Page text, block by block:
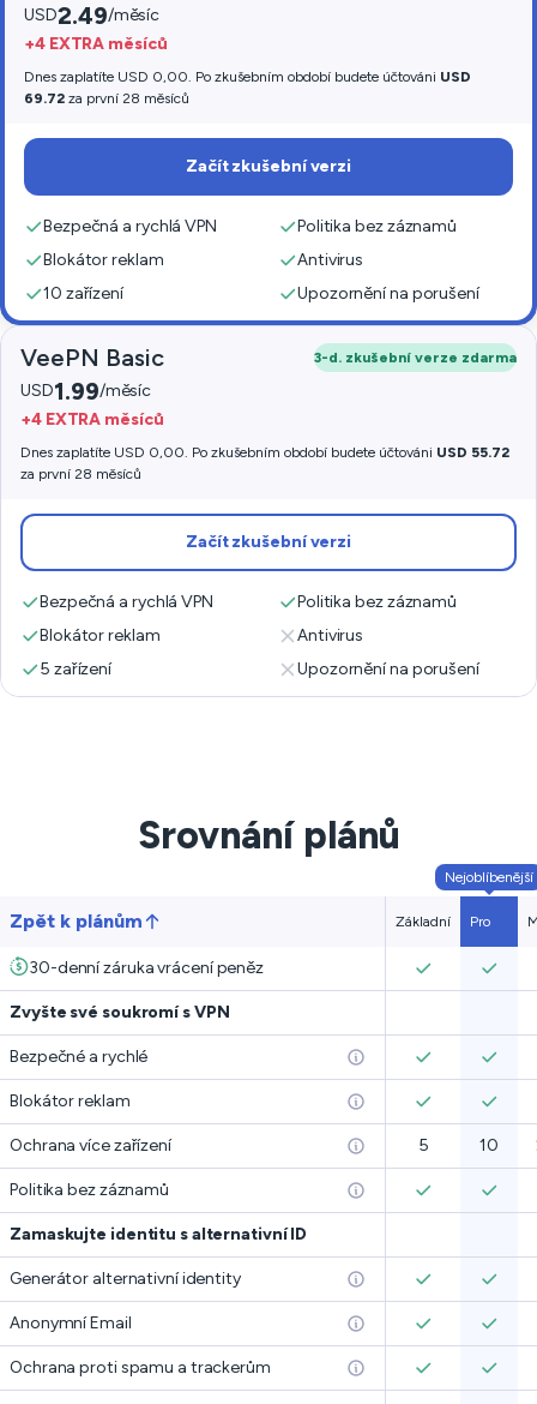
USD2.49/měsíc
+4 EXTRA měsíců
Dnes zaplatíte USD 0,00. Po zkušebním období budete účtováni USD
69.72 za první 28 měsíců
Začít zkušební verzi
Bezpečná a rychlá VPN
Politika bez záznamů
Blokátor reklam
Antivirus
10 zařízení
Upozornění na porušení
VeePN Basic 3-d. zkušební verze zdarma
USD1.99/měsíc
+4 EXTRA měsíců
Dnes zaplatíte USD 0,00. Po zkušebním období budete účtováni USD 55.72
za první 28 měsíců
Začít zkušební verzi
Bezpečná a rychlá VPN
Politika bez záznamů
Blokátor reklam
Antivirus
5 zařízení
Upozornění na porušení
Srovnání plánů
Zpět k plánům Základní Pro
Nejoblíbenější
30-denní záruka vrácení peněz
Zvyšte své soukromí s VPN
Bezpečné a rychlé
Blokátor reklam
Ochrana více zařízení 5 10
Politika bez záznamů
Zamaskujte identitu s alternativní ID
Generátor alternativní identity
Anonymní Email
Ochrana proti spamu a trackerům